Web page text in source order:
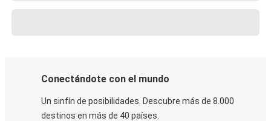
Conectándote con el mundo
Un sinfín de posibilidades. Descubre más de 8.000
destinos en más de 40 países.